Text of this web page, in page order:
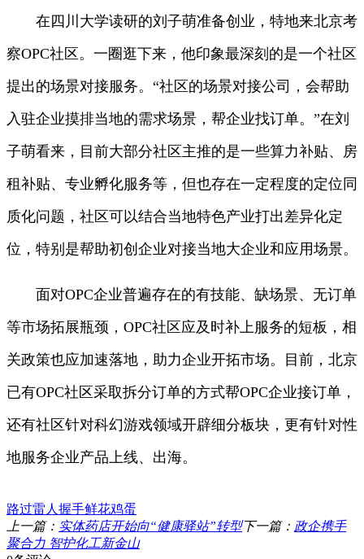
在四川大学读研的刘子萌准备创业，特地来北京考
察OPC社区。一圈逛下来，他印象最深刻的是一个社区
提出的场景对接服务。“社区的场景对接公司，会帮助
入驻企业摸排当地的需求场景，帮企业找订单。”在刘
子萌看来，目前大部分社区主推的是一些算力补贴、房
租补贴、专业孵化服务等，但也存在一定程度的定位同
质化问题，社区可以结合当地特色产业打出差异化定
位，特别是帮助初创企业对接当地大企业和应用场景。
面对OPC企业普遍存在的有技能、缺场景、无订单
等市场拓展瓶颈，OPC社区应及时补上服务的短板，相
关政策也应加速落地，助力企业开拓市场。目前，北京
已有OPC社区采取拆分订单的方式帮OPC企业接订单，
还有社区针对科幻游戏领域开辟细分板块，更有针对性
地服务企业产品上线、出海。
路过雷人 握手鲜花鸡蛋
上一篇： 实体药店开始向“健康驿站”转型下一篇： 政企携手
聚合力 智护化工新金山